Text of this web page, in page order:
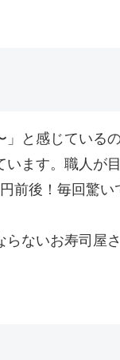
」と感じている
ます。職人が
前後！毎回驚
ないお寿司屋